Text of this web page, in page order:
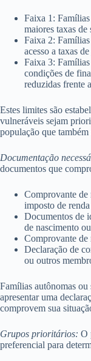
Faixa 1:
maiores taxas de
Faixa 2:
acesso a taxas
Faixa 3:
condições de
reduzidas frente
Estes limites são
vulneráveis sejam
população que
Documentação
documentos que
Comprovante de
imposto de
Documentos de
de nascimento
Comprovante de
Declaração de
ou outros
Famílias autônomas
apresentar uma
comprovem sua
Grupos prioritários: O
preferencial para